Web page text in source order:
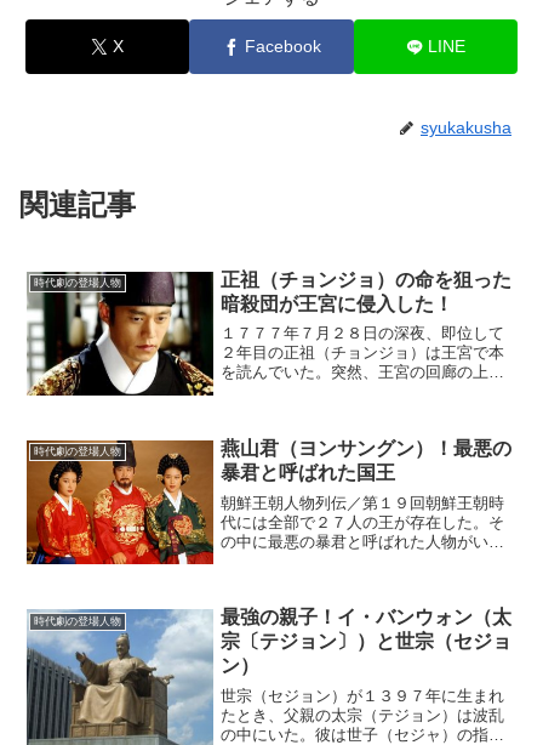
X Facebook LINE
syukakusha
関連記事
時代劇の登場人物
正祖（チョンジョ）の命を狙った
暗殺団が王宮に侵入した！
１７７７年７月２８日の深夜、即位して
２年目の正祖（チョンジョ）は王宮で本
を読んでいた。突然、王宮の回廊の上か
(adsbygoogle = wi...
時代劇の登場人物
燕山君（ヨンサングン）！最悪の
暴君と呼ばれた国王
朝鮮王朝人物列伝／第１９回朝鮮王朝時
代には全部で２７人の王が存在した。そ
の中に最悪の暴君と呼ばれた人物がい
して彼はどんなことをしたの...
時代劇の登場人物
最強の親子！イ・バンウォン（太
宗〔テジョン〕）と世宗（セジョ
ン）
世宗（セジョン）が１３９７年に生まれ
たとき、父親の太宗（テジョン）は波乱
の中にいた。彼は世子（セジャ）の指名